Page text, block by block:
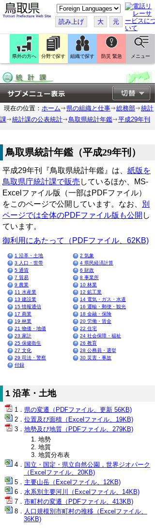
こ
の
ペ
ー
ジ
翻
訳
す
読み上げ 大 元
県外の方へ 分野で探す 組織で探す 防災 緊急 メニュー
現在の位置： ホーム 県の組織と仕事 総務部
統計
課
統計課の公表統計 鳥取県統計年鑑 平成29年刊
鳥取県統計年鑑（平成29年刊）
平成29年刊『鳥取県統計年鑑』は、 紙版を
鳥取県庁統計課で販売 しているほか、MS-
Excelファイル版（一部はPDFファイル）
をこのページで公開しています。なお、
別
ページでは全体のPDFファイル版も公開 し
ています。
御利用にあたって（PDFファイル、62KB)
1 沿革・土地
2 気象
3 人口・世帯
4 県民経済計算
5 通貨
6 財政
7 貿易
8 事業所
9 農業
10 林業
11 水産業
12 鉱工業
13 建設業
14 電気・ガス・水道
15 情報通信
16 運輸・郵便・観光
17 商業
18 金融・保険
19 林業
20 労働・賃金
21 物価・地価
22 住宅
23 家計
24 社会保障・福祉
25 保健衛生
26 教育
27 文化
28 公務員・選挙
29 司法・警察
30 災害・事故
付録
1 沿革・土地
県の変遷（PDFファイル、更新 56KB)
位置及び面積（Excelファイル、19KB)
地勢及び地質（PDFファイル、279KB)
地勢
地質
地質分布表
国立・国定・県立自然公園，世界ジオパーク
（Excelファイル、20KB)
主要山岳（Excelファイル、12KB)
水系別主要河川（Excelファイル、14KB)
市町村の変遷（PDFファイル、413KB)
人口規模別市町村の推移（Excelファイル、
36KB)